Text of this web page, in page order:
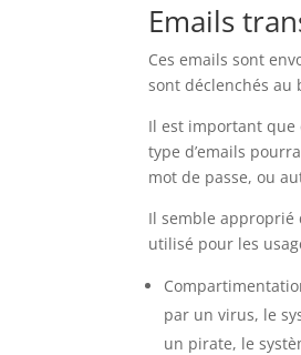
Emails
Ces emails sont
sont déclenchés au
Il est important que
type d’emails
mot de passe, ou
Il semble approprié
utilisé pour les
par un virus, le
un pirate, le